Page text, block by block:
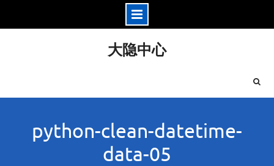
大隐中心
python-clean-datetime-
data-05